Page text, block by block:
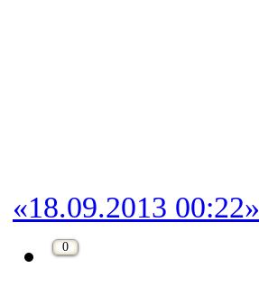
«18.09.2013 00:22»
0